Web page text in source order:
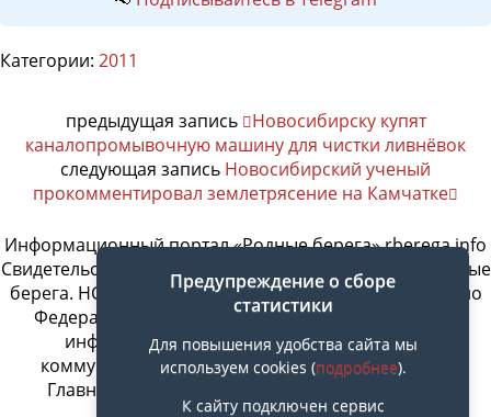
Категории: 2011
предыдущая запись
Новосибирску купят
каналопромывочную машину для чистки ливнёвок
следующая запись Новосибирский ученый
прокомментировал землетрясение на Камчатке
Информационный портал «Родные берега» rberega.info
Свидетельство о регистрации сетевого издания «Родные
берега. НСК»: Эл № ФС77-74717 от 11.01.2019 г., выдано
Федеральной службой по надзору в сфере связи,
информационных технологий и массовых
коммуникаций. Учредитель ООО «СовИнформ».
Главный редактор Байжанов Ерлан Омарович
Предупреждение о сборе
статистики
Для повышения удобства сайта мы
используем cookies (подробнее).
К сайту подключен сервис